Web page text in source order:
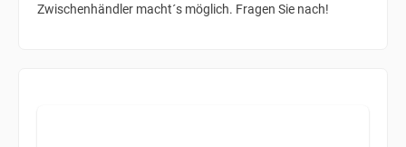
Zwischenhändler macht´s möglich. Fragen Sie nach!